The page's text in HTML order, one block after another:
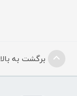
برگشت به بالا